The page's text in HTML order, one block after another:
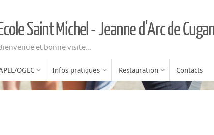
Saint Michel - Jeanne d'Arc de
et bonne visite...
OGEC Infos pratiques Restauration Contacts